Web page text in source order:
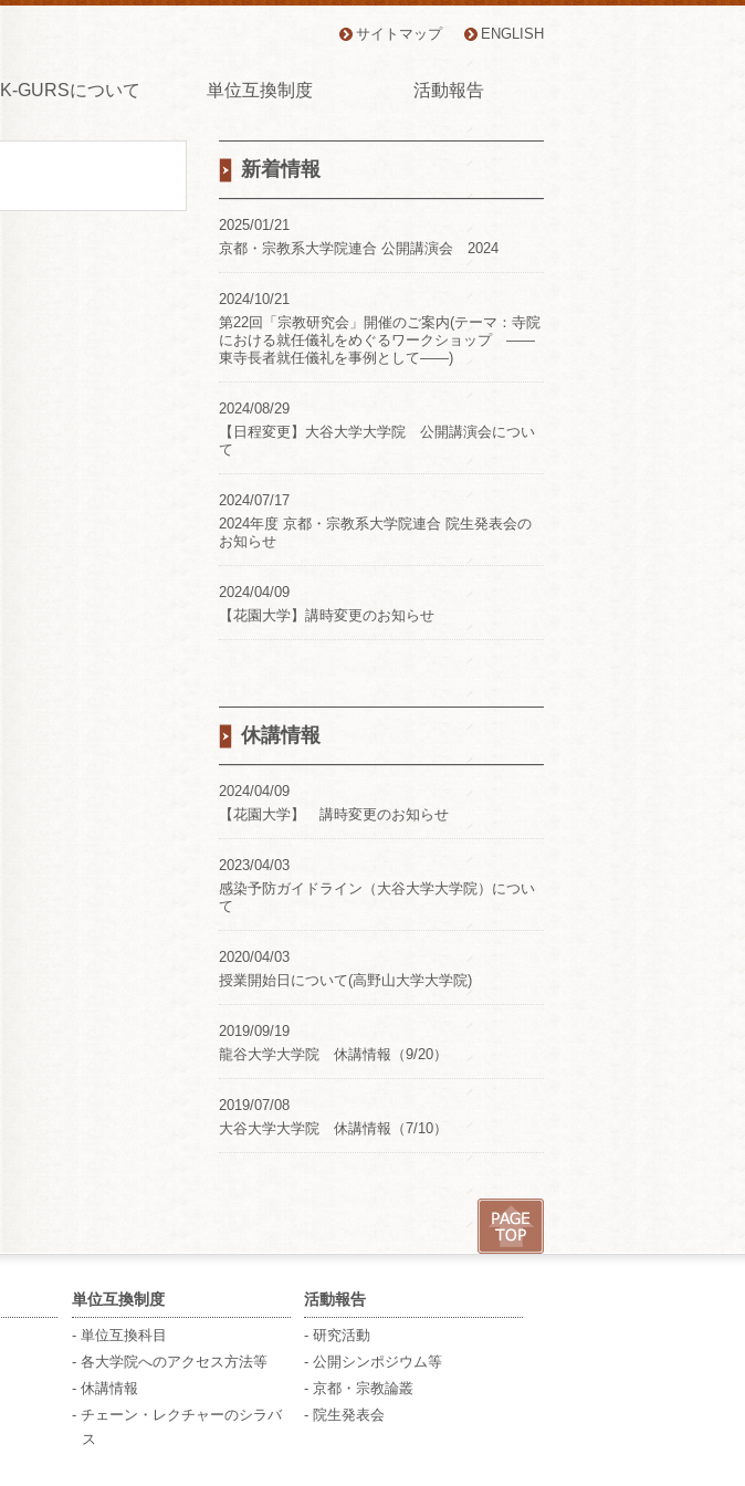
サイトマップ ENGLISH
K-GURSについて 単位互換制度 活動報告
新着情報
2025/01/21
京都・宗教系大学院連合 公開講演会 2024
2024/10/21
第22回「宗教研究会」開催のご案内(テーマ：寺院
における就任儀礼をめぐるワークショップ ――
東寺長者就任儀礼を事例として――)
2024/08/29
【日程変更】大谷大学大学院 公開講演会につい
て
2024/07/17
2024年度 京都・宗教系大学院連合 院生発表会の
お知らせ
2024/04/09
【花園大学】講時変更のお知らせ
休講情報
2024/04/09
【花園大学】 講時変更のお知らせ
2023/04/03
感染予防ガイドライン（大谷大学大学院）につい
て
2020/04/03
授業開始日について(高野山大学大学院)
2019/09/19
龍谷大学大学院 休講情報（9/20）
2019/07/08
大谷大学大学院 休講情報（7/10）
単位互換制度
- 単位互換科目
- 各大学院へのアクセス方法等
- 休講情報
- チェーン・レクチャーのシラバ
ス
活動報告
- 研究活動
- 公開シンポジウム等
- 京都・宗教論叢
- 院生発表会